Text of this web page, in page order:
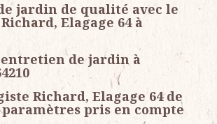
jardin de qualité avec le
Elagage 64 à
entretien de jardin à
Richard, Elagage 64 de
pris en compte